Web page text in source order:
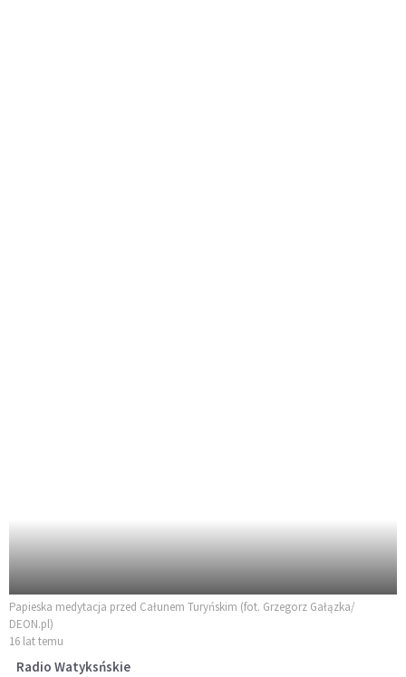
Papieska medytacja przed Całunem Turyńskim (fot. Grzegorz Gałązka/
DEON.pl)
16 lat temu
Radio Watyksńskie